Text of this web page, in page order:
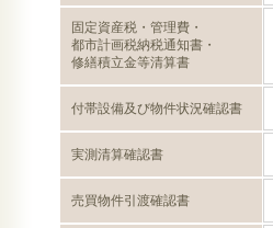
固定資産税・管理費・
都市計画税納税通知書・
修繕積立金等清算書
付帯設備及び物件状況確認書
実測清算確認書
売買物件引渡確認書